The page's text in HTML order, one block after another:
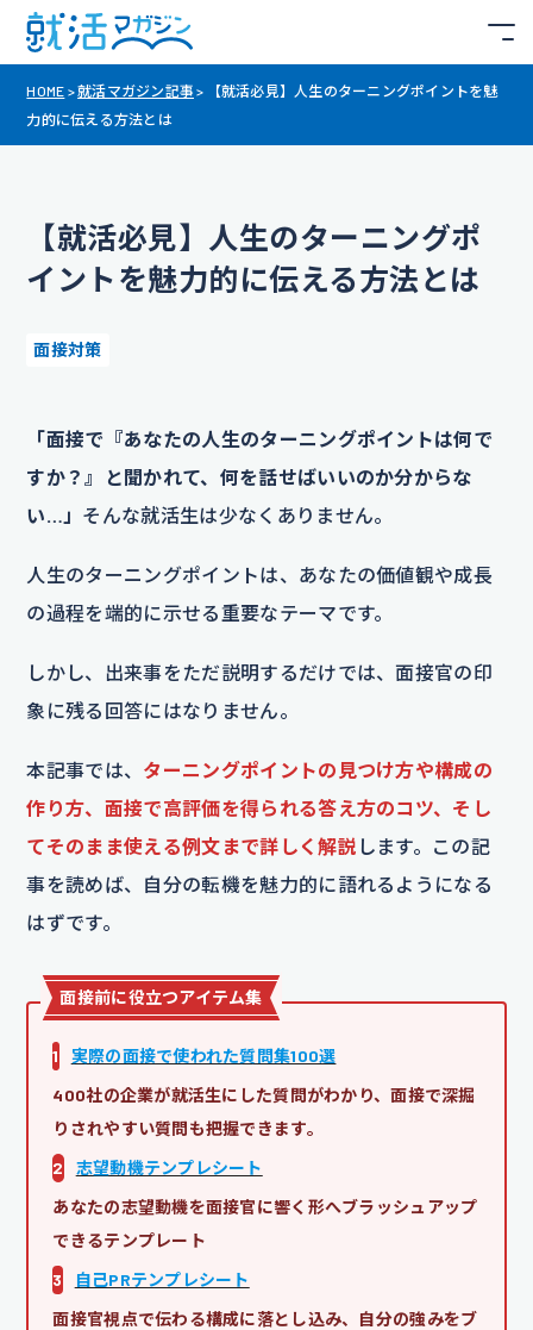
HOME >就活マガジン記事 >
【就活必見】人生のターニングポイントを魅
力的に伝える方法とは
【就活必見】人生のターニングポ
イントを魅力的に伝える方法とは
面接対策
「面接で『あなたの人生のターニングポイントは何で
すか？』と聞かれて、何を話せばいいのか分からな
い…」 そんな就活生は少なくありません。
人生のターニングポイントは、あなたの価値観や成長
の過程を端的に示せる重要なテーマです。
しかし、出来事をただ説明するだけでは、面接官の印
象に残る回答にはなりません。
本記事では、 ターニングポイントの見つけ方や構成の
作り方、面接で高評価を得られる答え方のコツ、そし
てそのまま使える例文まで詳しく解説 します。この記
事を読めば、自分の転機を魅力的に語れるようになる
はずです。
面接前に役立つアイテム集
1
実際の面接で使われた質問集100選
400社の企業が就活生にした質問がわかり、面接で深掘
りされやすい質問も把握できます。
2
志望動機テンプレシート
あなたの志望動機を面接官に響く形へブラッシュアップ
できるテンプレート
3
自己PRテンプレシート
面接官視点で伝わる構成に落とし込み、自分の強みをブ